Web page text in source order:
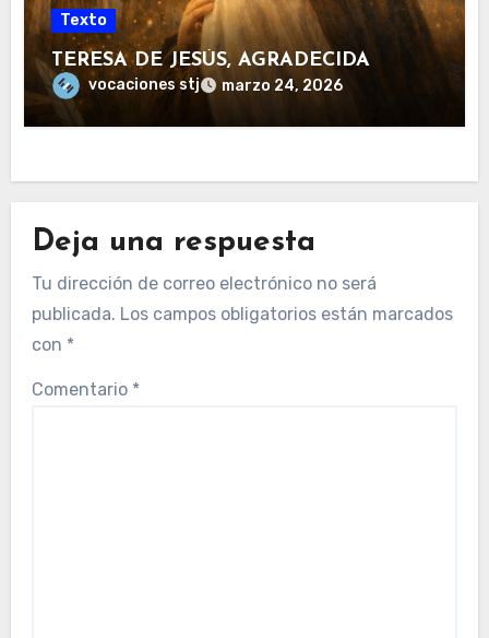
Texto
TERESA DE JESÚS, AGRADECIDA
vocaciones stj marzo 24, 2026
Deja una respuesta
Tu dirección de correo electrónico no será
publicada. Los campos obligatorios están marcados
con *
Comentario *